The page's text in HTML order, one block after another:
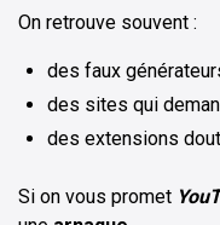
On retrouve souvent :
des faux
des sites qui
des extensions
Si on vous promet